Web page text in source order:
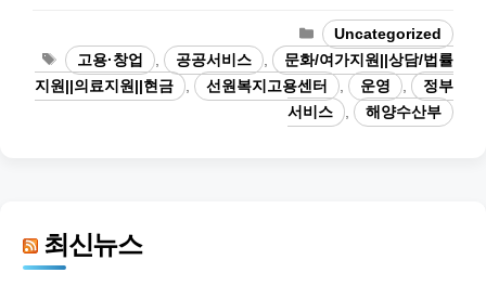
카
테
고
리
Uncategorized
태
그
고용·창업 공공서비스
문화/여가지원||상담/법률
지원||의료지원||현금
선원복지고용센터 운영
정부
서비스
해양수산부
최신뉴스